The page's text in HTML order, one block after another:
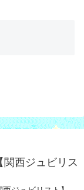
西ジュビリス